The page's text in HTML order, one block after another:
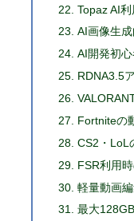
Topaz AI
AI画像生
AI開発初
RDNA3.5
Fortniteの
CS2・LoL
FSR利用
軽量動画
最大